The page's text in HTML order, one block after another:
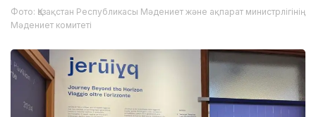
Фото: Қазақстан Республикасы Мәдениет және ақпарат министрлігінің
Мәдениет комитеті